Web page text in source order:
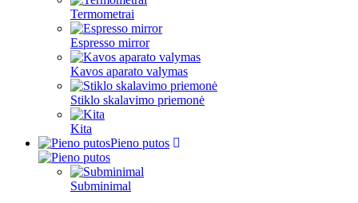
Termometrai
Espresso mirror
Kavos aparato valymas
Stiklo skalavimo priemonė
Kita
Pieno putos
Subminimal